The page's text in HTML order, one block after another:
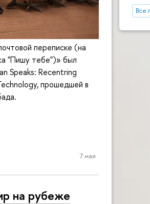
Все
переписке (на
"Пишу тебе")» был
Speaks: Recentring
прошедшей в
в почтовой переписке (на материале
7 мая
на рубеже